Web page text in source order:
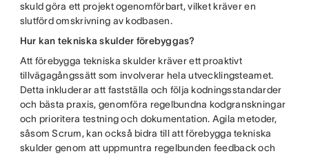
skuld göra ett projekt ogenomförbart, vilket kräver en
slutförd omskrivning av kodbasen.
Hur kan tekniska skulder förebyggas?
Att förebygga tekniska skulder kräver ett proaktivt
tillvägagångssätt som involverar hela utvecklingsteamet.
Detta inkluderar att fastställa och följa kodningsstandarder
och bästa praxis, genomföra regelbundna kodgranskningar
och prioritera testning och dokumentation. Agila metoder,
såsom Scrum, kan också bidra till att förebygga tekniska
skulder genom att uppmuntra regelbunden feedback och